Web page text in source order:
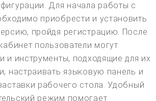
Для начала работы с
приобрести и установить
пройдя регистрацию. После
пользователи могут
и инструменты, подходящие для их
настраивать языковую панель и
рабочего стола. Удобный
режим помогает